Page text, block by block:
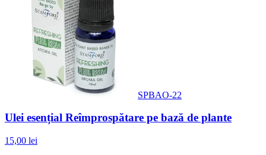
SPBAO-22
Ulei esențial Reîmprospătare pe bază de plante
15,00 lei